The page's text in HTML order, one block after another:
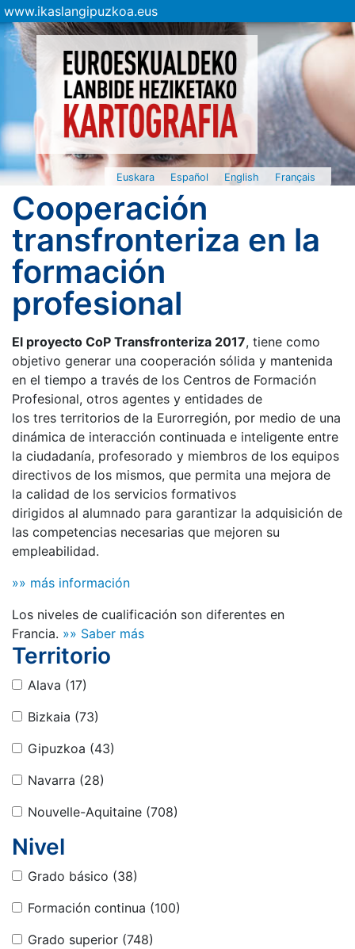
www.ikaslangipuzkoa.eus
Euskara Español English Français
Cooperación
transfronteriza en la
formación
profesional
El proyecto CoP Transfronteriza 2017, tiene como
objetivo generar una cooperación sólida y mantenida
en el tiempo a través de los Centros de Formación
Profesional, otros agentes y entidades de
los tres territorios de la Eurorregión, por medio de una
dinámica de interacción continuada e inteligente entre
la ciudadanía, profesorado y miembros de los equipos
directivos de los mismos, que permita una mejora de
la calidad de los servicios formativos
dirigidos al alumnado para garantizar la adquisición de
las competencias necesarias que mejoren su
empleabilidad.
»» más información
Los niveles de cualificación son diferentes en
Francia. »» Saber más
Territorio
Alava (17)
Bizkaia (73)
Gipuzkoa (43)
Navarra (28)
Nouvelle-Aquitaine (708)
Nivel
Grado básico (38)
Formación continua (100)
Grado superior (748)